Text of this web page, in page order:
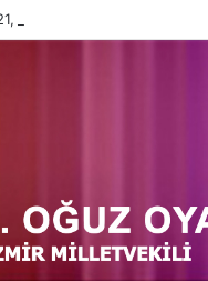
SOL PORTAL, KABARAN